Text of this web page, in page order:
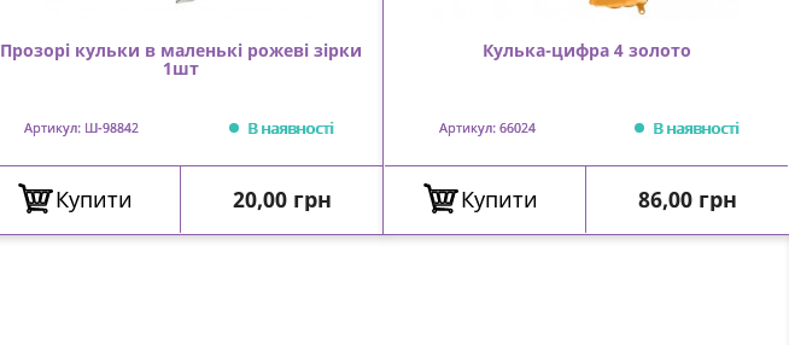
Прозорі кульки в маленькі рожеві зірки
1шт
Артикул: Ш-98842 В наявності
Купити Ціна
20,00 грн
Кулька-цифра 4 золото
Артикул: 66024 В наявності
Купити Ціна
86,00 грн